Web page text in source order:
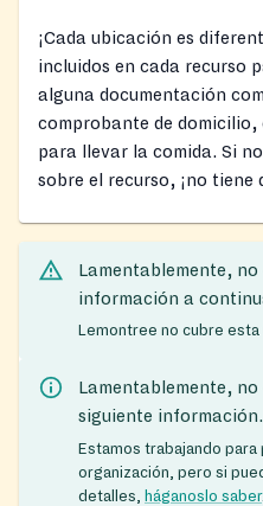
¡Cada ubicación es
incluidos en cada recurso
alguna documentación
comprobante de domicilio,
para llevar la comida. Si
sobre el recurso, ¡no tiene
Lamentablemente, no
información a
Lemontree no cubre esta
Lamentablemente, no
siguiente información.
Estamos trabajando
organización, pero si
detalles,
háganoslo saber.